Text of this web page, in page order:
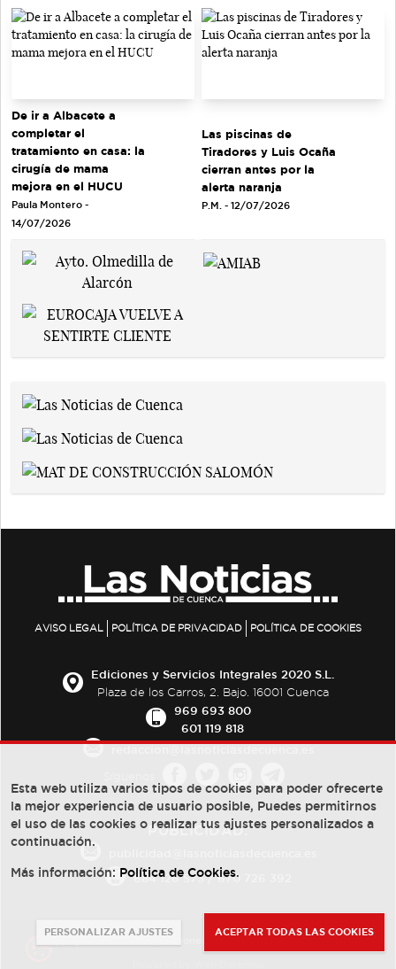
De ir a Albacete a
completar el
tratamiento en casa: la
cirugía de mama
mejora en el HUCU
Paula Montero -
14/07/2026
Las piscinas de
Tiradores y Luis Ocaña
cierran antes por la
alerta naranja
P.M. - 12/07/2026
AVISO LEGAL POLÍTICA DE PRIVACIDAD POLÍTICA DE COOKIES
Ediciones y Servicios Integrales 2020 S.L.
Plaza de los Carros, 2. Bajo. 16001 Cuenca
969 693 800
601 119 818
PUBLICIDAD:
684 126 573/670 726 392
Esta web utiliza varios tipos de cookies para poder ofrecerte
la mejor experiencia de usuario posible, Puedes permitirnos
el uso de las cookies o realizar tus ajustes personalizados a
continuación.
Más información: Política de Cookies.
PERSONALIZAR AJUSTES ACEPTAR TODAS LAS COOKIES